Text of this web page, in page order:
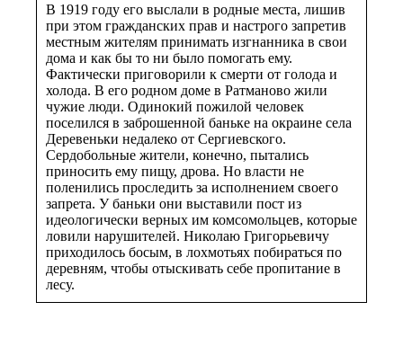
В 1919 году его выслали в родные места, лишив
при этом гражданских прав и настрого запретив
местным жителям принимать изгнанника в свои
дома и как бы то ни было помогать ему.
Фактически приговорили к смерти от голода и
холода. В его родном доме в Ратманово жили
чужие люди. Одинокий пожилой человек
поселился в заброшенной баньке на окраине села
Деревеньки недалеко от Сергиевского.
Сердобольные жители, конечно, пытались
приносить ему пищу, дрова. Но власти не
поленились проследить за исполнением своего
запрета. У баньки они выставили пост из
идеологически верных им комсомольцев, которые
ловили нарушителей. Николаю Григорьевичу
приходилось босым, в лохмотьях побираться по
деревням, чтобы отыскивать себе пропитание в
лесу.